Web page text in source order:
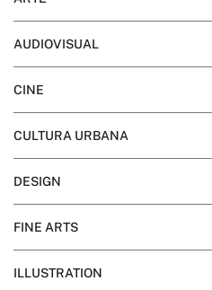
AUDIOVISUAL
CINE
CULTURA URBANA
DESIGN
FINE ARTS
ILLUSTRATION